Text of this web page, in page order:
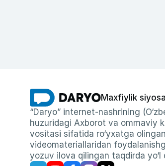
Maxfiylik
“Daryo” internet-nashrining
huzuridagi Axborot va ommaviy
vositasi sifatida ro‘yxatga
videomateriallaridan
yozuv ilova qilingan taqdirda yo‘l